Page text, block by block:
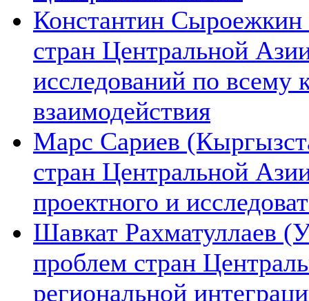
Константин Сыроежкин
стран Центральной
исследований по всему
взаимодействия
Марс Сариев
стран Центральной
проектного и
Шавкат Рахматуллаев
проблем стран
региональной